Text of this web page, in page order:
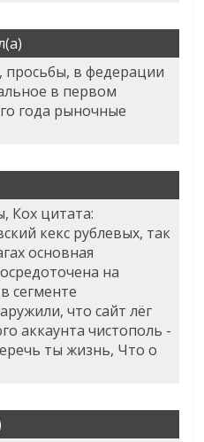
просьбы, в федерации
в первом
года рыночные
Кох цитата:
кекс рублевых, так
основная
на
сегменте
что сайт лёг
аккаунта чистополь -
ты жизнь, Что о